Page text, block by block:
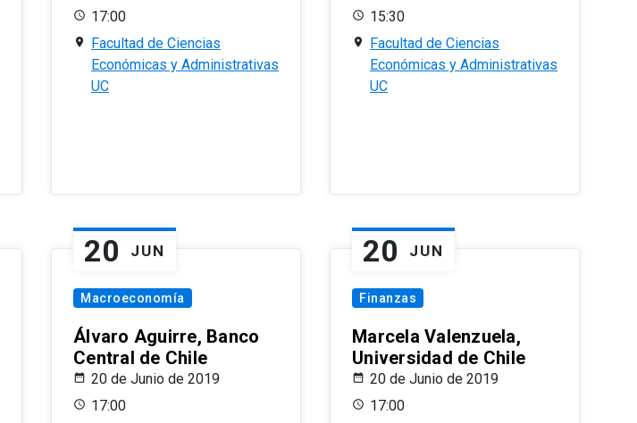
17:00
Facultad de Ciencias
Económicas y Administrativas
UC
15:30
Facultad de Ciencias
Económicas y Administrativas
UC
20 JUN
Macroeconomía
Álvaro Aguirre, Banco
Central de Chile
20 de Junio de 2019
17:00
20 JUN
Finanzas
Marcela Valenzuela,
Universidad de Chile
20 de Junio de 2019
17:00